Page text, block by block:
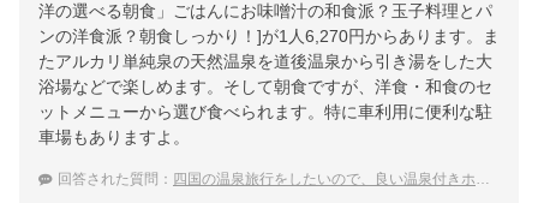
洋の選べる朝食」ごはんにお味噌汁の和食派？玉子料理とパ
ンの洋食派？朝食しっかり！]が1人6,270円からあります。ま
たアルカリ単純泉の天然温泉を道後温泉から引き湯をした大
浴場などで楽しめます。そして朝食ですが、洋食・和食のセ
ットメニューから選び食べられます。特に車利用に便利な駐
車場もありますよ。
回答された質問： 四国の温泉旅行をしたいので、良い温泉付きホテルか旅館を教えてください